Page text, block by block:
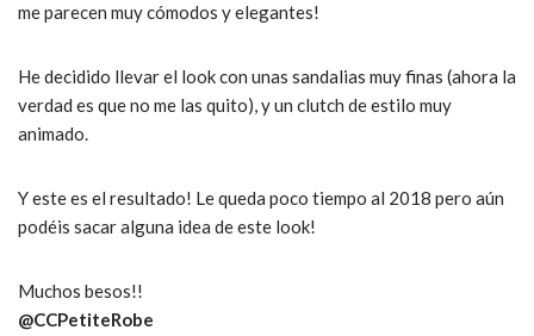
me parecen muy cómodos y elegantes!
He decidido llevar el look con unas sandalias muy finas (ahora la
verdad es que no me las quito), y un clutch de estilo muy
animado.
Y este es el resultado! Le queda poco tiempo al 2018 pero aún
podéis sacar alguna idea de este look!
Muchos besos!!
@CCPetiteRobe